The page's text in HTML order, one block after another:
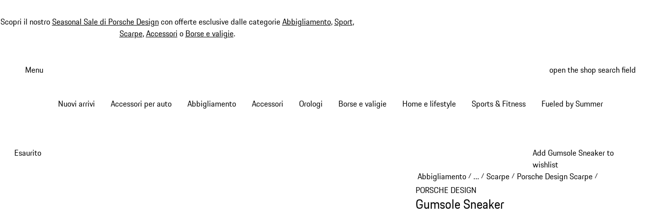
Scopri il nostroSeasonal Sale di Porsche Designcon offerte esclusive dalle categorieAbbigliamento,Sport,
Scarpe,Accessori o Borse e valigie.
Menu open the shop search field
Nuovi arrivi Accessori per auto Abbigliamento Accessori Orologi Borse e valigie Home e lifestyle Sports & Fitness Fueled by Summer
Add Gumsole Sneaker to
wishlist
Esaurito
Abbigliamento/ …
Reveal collapsed breadcrumb items
/ Scarpe/ Porsche Design Scarpe/
PORSCHE DESIGN
Gumsole Sneaker